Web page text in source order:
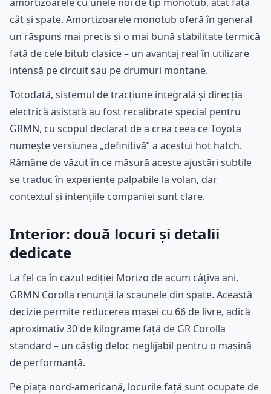
cât și spate. Amortizoarele monotub oferă în general
un răspuns mai precis și o mai bună stabilitate termică
față de cele bitub clasice – un avantaj real în utilizare
intensă pe circuit sau pe drumuri montane.
Totodată, sistemul de tracțiune integrală și direcția
electrică asistată au fost recalibrate special pentru
GRMN, cu scopul declarat de a crea ceea ce Toyota
numește versiunea „definitivă” a acestui hot hatch.
Rămâne de văzut în ce măsură aceste ajustări subtile
se traduc în experiențe palpabile la volan, dar
contextul și intențiile companiei sunt clare.
Interior: două locuri și detalii
dedicate
La fel ca în cazul ediției Morizo de acum câțiva ani,
GRMN Corolla renunță la scaunele din spate. Această
decizie permite reducerea masei cu 66 de livre, adică
aproximativ 30 de kilograme față de GR Corolla
standard – un câștig deloc neglijabil pentru o mașină
de performanță.
Pe piața nord-americană, locurile față sunt ocupate de